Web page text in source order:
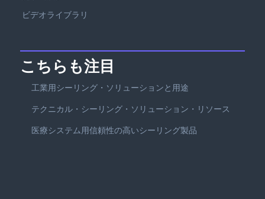
ビデオライブラリ
こちらも注目
工業用シーリング・ソリューションと用途
テクニカル・シーリング・ソリューション・リソース
医療システム用信頼性の高いシーリング製品